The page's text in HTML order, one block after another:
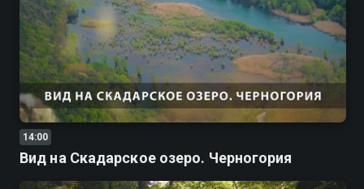
14:00
Вид на Скадарское озеро. Черногория